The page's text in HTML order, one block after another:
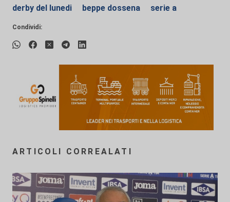
derby del lunedi
beppe dossena serie a
Condividi:
ARTICOLI CORREALATI